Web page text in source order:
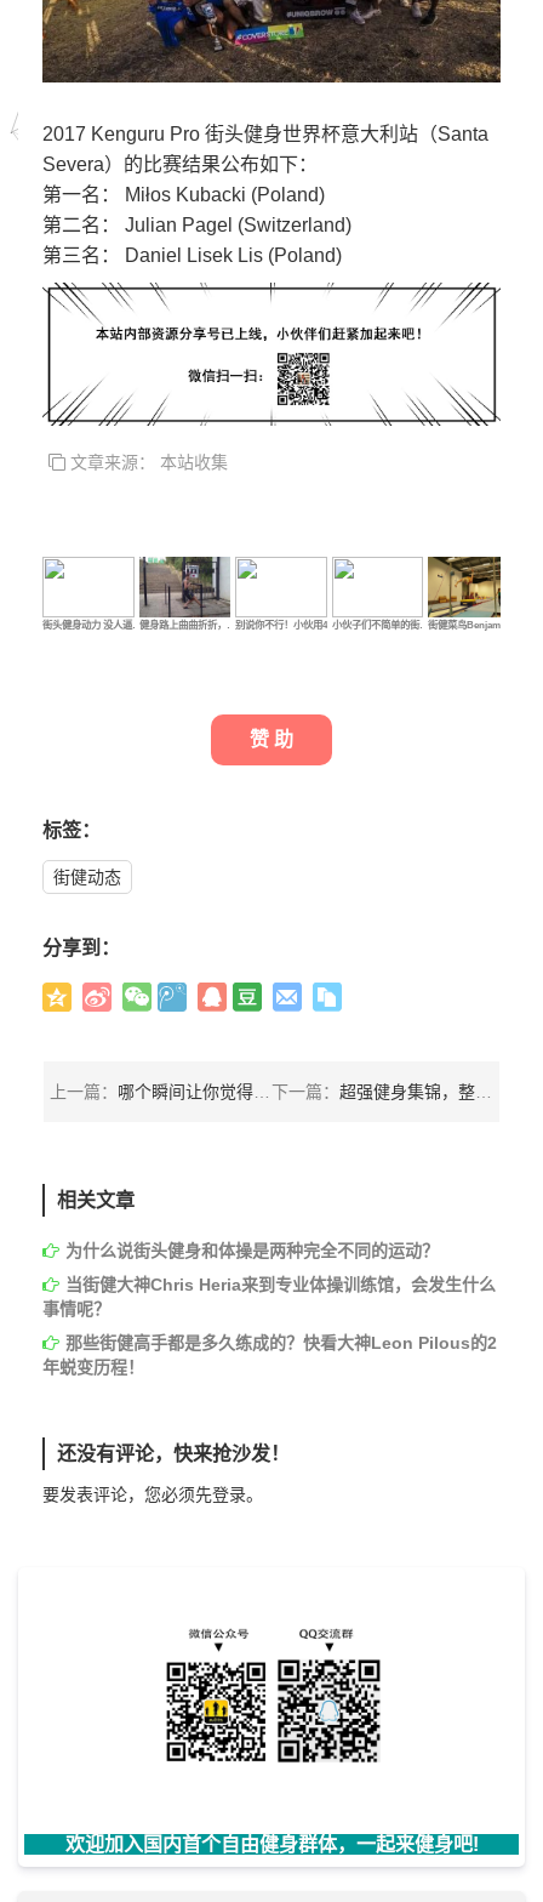
2017 Kenguru Pro 街头健身世界杯意大利站（Santa
Severa）的比赛结果公布如下：
第一名： Miłos Kubacki (Poland)
第二名： Julian Pagel (Switzerland)
第三名： Daniel Lisek Lis (Poland)
文章来源： 本站收集
街头健身动力 没人逼…健身路上曲曲折折，…别说你不行！小伙用4…小伙子们不简单的街…街健菜鸟Benjamin的…
赞 助
标签：
街健动态
分享到：
上一篇： 哪个瞬间让你觉得健身真的有用？ 下一篇： 超强健身集锦，整个视频只能用屌爆来形容！
相关文章
为什么说街头健身和体操是两种完全不同的运动？
当街健大神Chris Heria来到专业体操训练馆，会发生什么
事情呢？
那些街健高手都是多久练成的？快看大神Leon Pilous的2
年蜕变历程！
还没有评论，快来抢沙发！
要发表评论，您必须先登录。
欢迎加入国内首个自由健身群体，一起来健身吧!